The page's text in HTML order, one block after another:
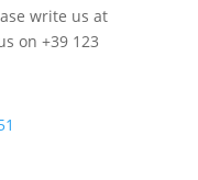
write us at
on +39 123